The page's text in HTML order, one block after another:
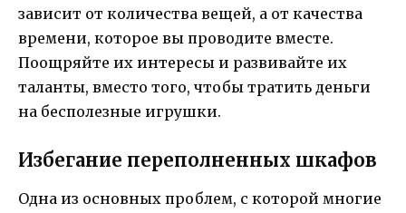
зависит от количества вещей, а от качества
времени, которое вы проводите вместе.
Поощряйте их интересы и развивайте их
таланты, вместо того, чтобы тратить деньги
на бесполезные игрушки.
Избегание переполненных шкафов
Одна из основных проблем, с которой многие